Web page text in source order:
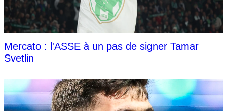
Mercato : l'ASSE à un pas de signer Tamar
Svetlin